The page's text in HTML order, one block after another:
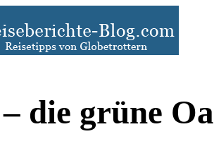
die grüne